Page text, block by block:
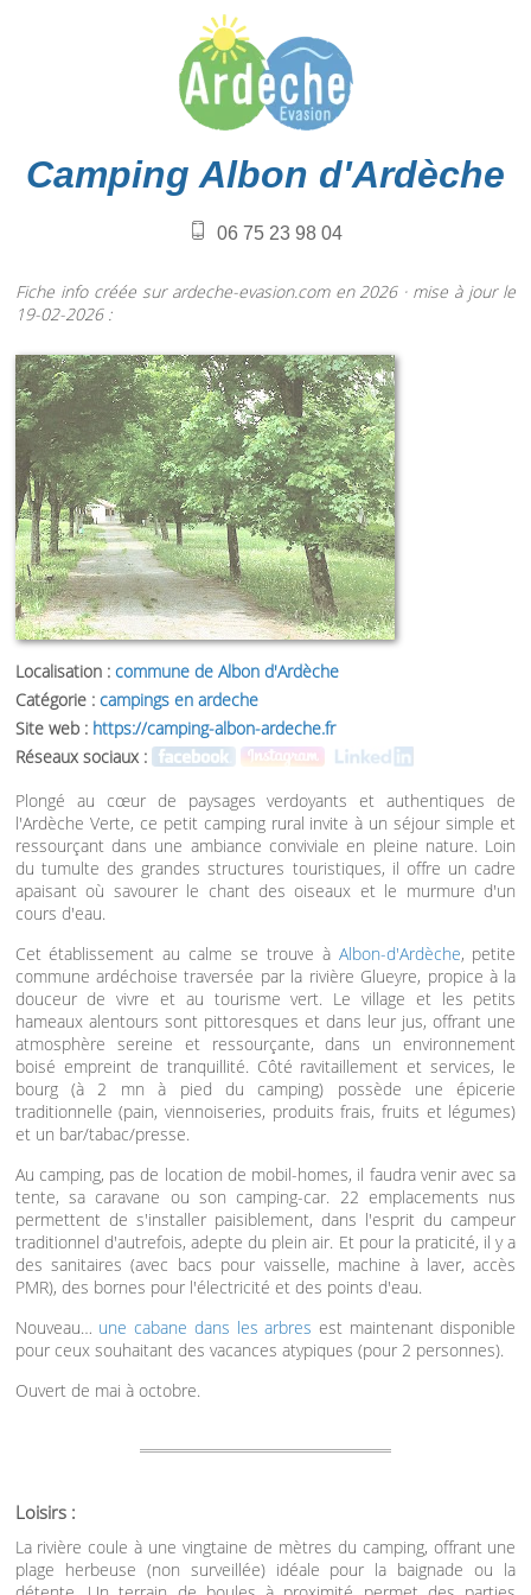
Camping Albon d'Ardèche
06 75 23 98 04
Fiche info créée sur ardeche-evasion.com en 2026 · mise à jour le
19-02-2026 :
Localisation : commune de Albon d'Ardèche
Catégorie : campings en ardeche
Site web : https://camping-albon-ardeche.fr
Réseaux sociaux :
Plongé au cœur de paysages verdoyants et authentiques de
l'Ardèche Verte, ce petit camping rural invite à un séjour simple et
ressourçant dans une ambiance conviviale en pleine nature. Loin
du tumulte des grandes structures touristiques, il offre un cadre
apaisant où savourer le chant des oiseaux et le murmure d'un
cours d'eau.
Cet établissement au calme se trouve à Albon-d'Ardèche, petite
commune ardéchoise traversée par la rivière Glueyre, propice à la
douceur de vivre et au tourisme vert. Le village et les petits
hameaux alentours sont pittoresques et dans leur jus, offrant une
atmosphère sereine et ressourçante, dans un environnement
boisé empreint de tranquillité. Côté ravitaillement et services, le
bourg (à 2 mn à pied du camping) possède une épicerie
traditionnelle (pain, viennoiseries, produits frais, fruits et légumes)
et un bar/tabac/presse.
Au camping, pas de location de mobil-homes, il faudra venir avec sa
tente, sa caravane ou son camping-car. 22 emplacements nus
permettent de s'installer paisiblement, dans l'esprit du campeur
traditionnel d'autrefois, adepte du plein air. Et pour la praticité, il y a
des sanitaires (avec bacs pour vaisselle, machine à laver, accès
PMR), des bornes pour l'électricité et des points d'eau.
Nouveau… une cabane dans les arbres est maintenant disponible
pour ceux souhaitant des vacances atypiques (pour 2 personnes).
Ouvert de mai à octobre.
Loisirs :
La rivière coule à une vingtaine de mètres du camping, offrant une
plage herbeuse (non surveillée) idéale pour la baignade ou la